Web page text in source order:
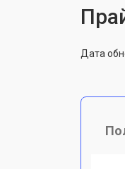
Дата